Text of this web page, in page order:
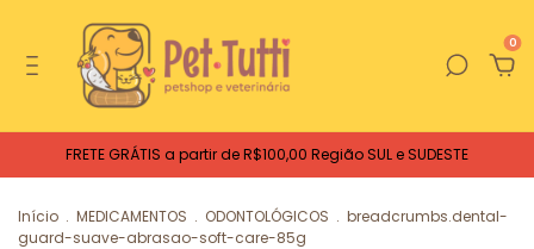
0
FRETE GRÁTIS a partir de R$100,00 Região SUL e SUDESTE
Início . MEDICAMENTOS . ODONTOLÓGICOS . breadcrumbs.dental-
guard-suave-abrasao-soft-care-85g